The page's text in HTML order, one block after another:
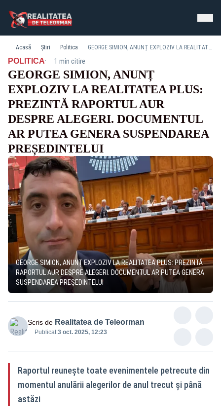
Acasă Știri Politica GEORGE SIMION, ANUNȚ EXPLOZIV LA REALITATEA PLUS: PREZINTĂ RAPORTUL AUR DESPRE ALEGERI. DOCUMENTUL AR PUTEA GENERA SUSPENDAREA PREȘEDINTELUI
POLITICA· 1 min citire
GEORGE SIMION, ANUNȚ
EXPLOZIV LA REALITATEA PLUS:
PREZINTĂ RAPORTUL AUR
DESPRE ALEGERI. DOCUMENTUL
AR PUTEA GENERA SUSPENDAREA
PREȘEDINTELUI
GEORGE SIMION, ANUNȚ EXPLOZIV LA REALITATEA PLUS: PREZINTĂ
RAPORTUL AUR DESPRE ALEGERI. DOCUMENTUL AR PUTEA GENERA
SUSPENDAREA PREȘEDINTELUI
Scris de Realitatea de Teleorman
Publicat:3 oct. 2025, 12:23
Raportul reunește toate evenimentele petrecute din
momentul anulării alegerilor de anul trecut și până
astăzi